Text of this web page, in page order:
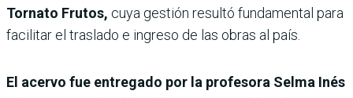
Tornato Frutos, cuya gestión resultó fundamental para
facilitar el traslado e ingreso de las obras al país.
El acervo fue entregado por la profesora Selma Inés